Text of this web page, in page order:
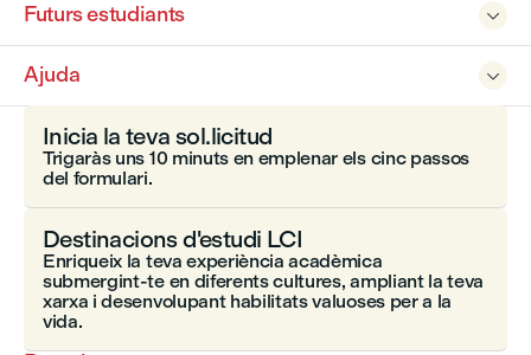

Futurs estudiants

Ajuda
Inicia la teva sol.licitud
Trigaràs uns 10 minuts en emplenar els cinc passos
del formulari.
Destinacions d'estudi LCI
Enriqueix la teva experiència acadèmica
submergint-te en diferents cultures, ampliant la teva
xarxa i desenvolupant habilitats valuoses per a la
vida.